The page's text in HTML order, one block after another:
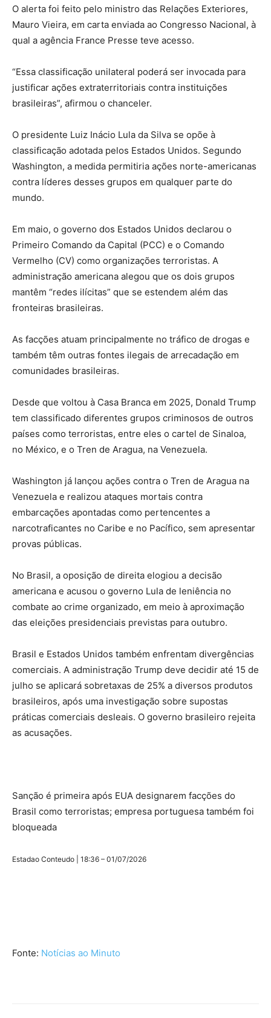
O alerta foi feito pelo ministro das Relações Exteriores,
Mauro Vieira, em carta enviada ao Congresso Nacional, à
qual a agência France Presse teve acesso.
“Essa classificação unilateral poderá ser invocada para
justificar ações extraterritoriais contra instituições
brasileiras”, afirmou o chanceler.
O presidente Luiz Inácio Lula da Silva se opõe à
classificação adotada pelos Estados Unidos. Segundo
Washington, a medida permitiria ações norte-americanas
contra líderes desses grupos em qualquer parte do
mundo.
Em maio, o governo dos Estados Unidos declarou o
Primeiro Comando da Capital (PCC) e o Comando
Vermelho (CV) como organizações terroristas. A
administração americana alegou que os dois grupos
mantêm “redes ilícitas” que se estendem além das
fronteiras brasileiras.
As facções atuam principalmente no tráfico de drogas e
também têm outras fontes ilegais de arrecadação em
comunidades brasileiras.
Desde que voltou à Casa Branca em 2025, Donald Trump
tem classificado diferentes grupos criminosos de outros
países como terroristas, entre eles o cartel de Sinaloa,
no México, e o Tren de Aragua, na Venezuela.
Washington já lançou ações contra o Tren de Aragua na
Venezuela e realizou ataques mortais contra
embarcações apontadas como pertencentes a
narcotraficantes no Caribe e no Pacífico, sem apresentar
provas públicas.
No Brasil, a oposição de direita elogiou a decisão
americana e acusou o governo Lula de leniência no
combate ao crime organizado, em meio à aproximação
das eleições presidenciais previstas para outubro.
Brasil e Estados Unidos também enfrentam divergências
comerciais. A administração Trump deve decidir até 15 de
julho se aplicará sobretaxas de 25% a diversos produtos
brasileiros, após uma investigação sobre supostas
práticas comerciais desleais. O governo brasileiro rejeita
as acusações.
Sanção é primeira após EUA designarem facções do
Brasil como terroristas; empresa portuguesa também foi
bloqueada
Estadao Conteudo | 18:36 – 01/07/2026
Fonte: Notícias ao Minuto